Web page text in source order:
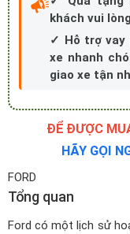
khách vui
✓ Hỗ trợ vay
xe nhanh
giao xe tận
ĐỂ ĐƯỢC
HÃY GỌI
FORD
Tổng quan
Ford có một lịch sử